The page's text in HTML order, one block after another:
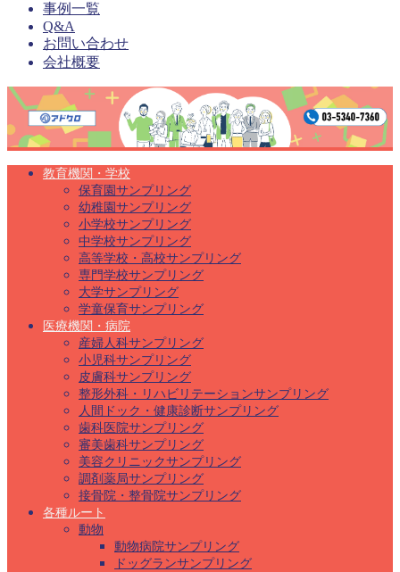
事例一覧
Q&A
お問い合わせ
会社概要
教育機関・学校
保育園サンプリング
幼稚園サンプリング
小学校サンプリング
中学校サンプリング
高等学校・高校サンプリング
専門学校サンプリング
大学サンプリング
学童保育サンプリング
医療機関・病院
産婦人科サンプリング
小児科サンプリング
皮膚科サンプリング
整形外科・リハビリテーションサンプリング
人間ドック・健康診断サンプリング
歯科医院サンプリング
審美歯科サンプリング
美容クリニックサンプリング
調剤薬局サンプリング
接骨院・整骨院サンプリング
各種ルート
動物
動物病院サンプリング
ドッグランサンプリング